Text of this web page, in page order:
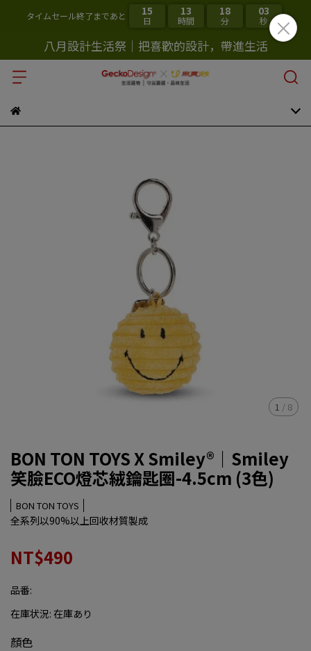
タイムセール終了まであと 15
日
13
時間
18
分
02
秒
八月設計生活祭｜把喜歡的設計，帶進生活
1 / 8
BON TON TOYS X Smiley®｜Smiley
笑臉ECO燈芯絨鑰匙圈-4.5cm (3色)
BON TON TOYS
全系列以90%以上回收材質製成
NT$490
品番:
在庫状況: 在庫あり
顏色